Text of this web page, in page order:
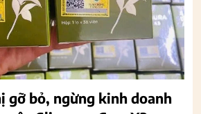
gỡ bỏ, ngừng kinh doanh